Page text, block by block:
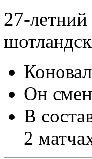
27-летний
Он
В
2